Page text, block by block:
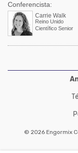
Conferencista:
Carrie Walk
Reino Unido
Científico Senior
© 2026 Engormix